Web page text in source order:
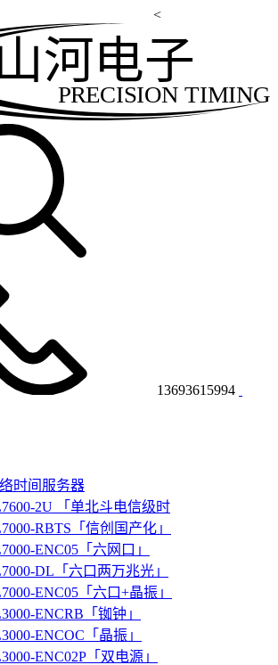
<
PRECISION TIMING
河电子
13693615994
时间服务器
2U 「单北斗电信级时
RBTS「信创国产化」
ENC05「六网口」
DL「六口两万兆光」
ENC05「六口+晶振」
ENCRB「铷钟」
ENCOC「晶振」
ENC02P「双电源」